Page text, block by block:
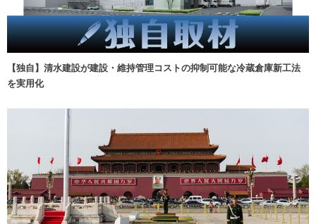
【独自】清水建設が建設・維持管理コストの抑制可能な冷蔵倉庫新工法
を実用化